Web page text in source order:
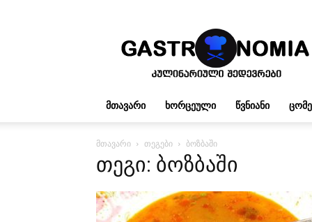
გასტრონომია
ᲛᲗᲐᲕᲐᲠᲘ ᲮᲝᲠᲪᲔᲣᲚᲘ ᲬᲕᲜᲘᲐᲜᲘ
მთავარი თეგები ბოზბაში
თეგი: ბოზბაში